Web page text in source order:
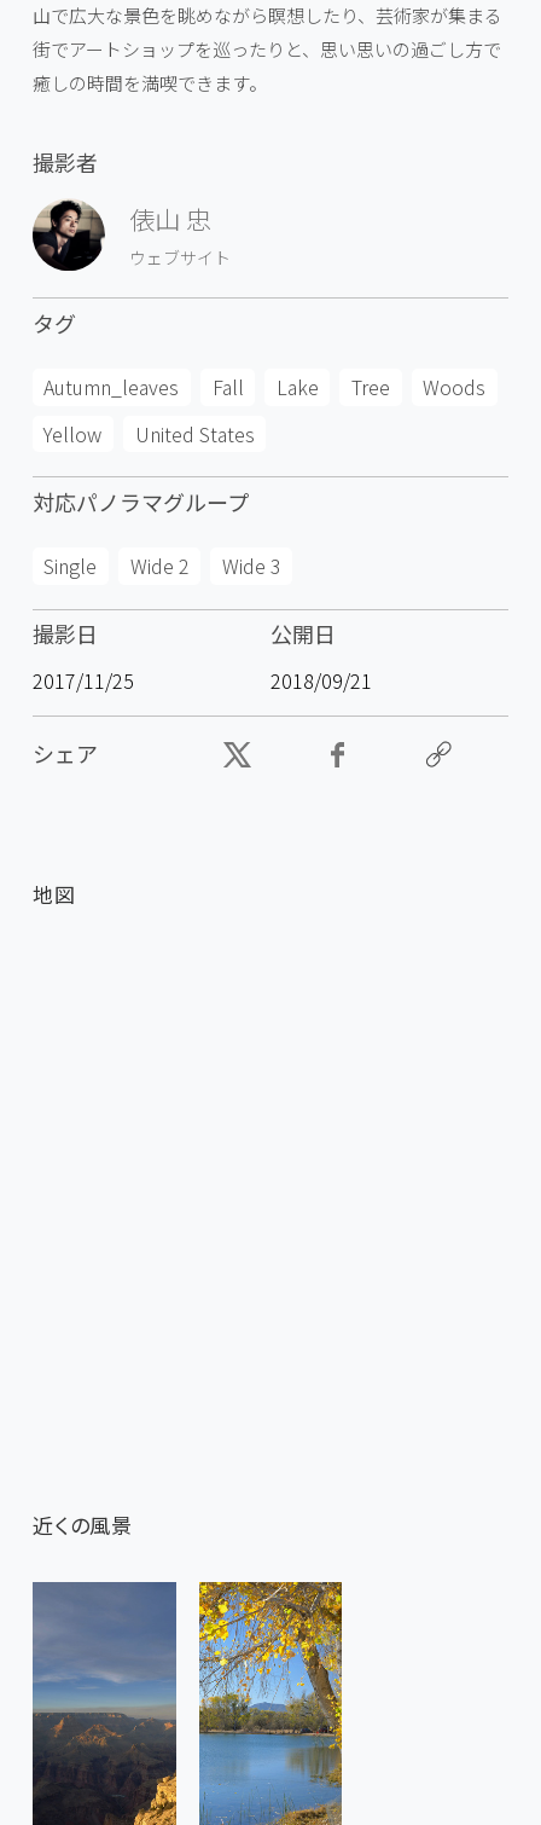
山で広大な景色を眺めながら瞑想したり、芸術家が集まる
街でアートショップを巡ったりと、思い思いの過ごし方で
癒しの時間を満喫できます。
撮影者
俵山 忠
ウェブサイト
タグ
Autumn_leaves Fall Lake Tree
Woods
Yellow
United States
対応パノラマグループ
Single Wide 2 Wide 3
撮影日
2017/11/25
公開日
2018/09/21
シェア
地図
近くの風景